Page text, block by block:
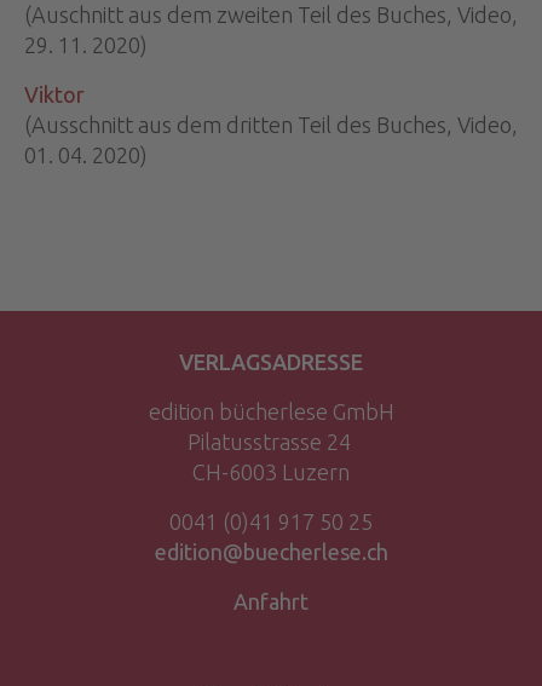
(Auschnitt aus dem zweiten Teil des Buches, Video,
29. 11. 2020)
Viktor
(Ausschnitt aus dem dritten Teil des Buches, Video,
01. 04. 2020)
VERLAGSADRESSE
edition bücherlese GmbH
Pilatusstrasse 24
CH-6003 Luzern
0041 (0)41 917 50 25
edition@buecherlese.ch
Anfahrt